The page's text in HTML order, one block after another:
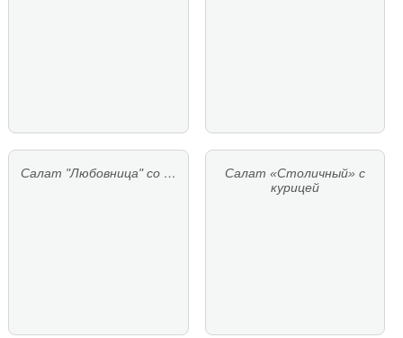
Салат "Любовница" со …
Салат «Столичный» с
курицей